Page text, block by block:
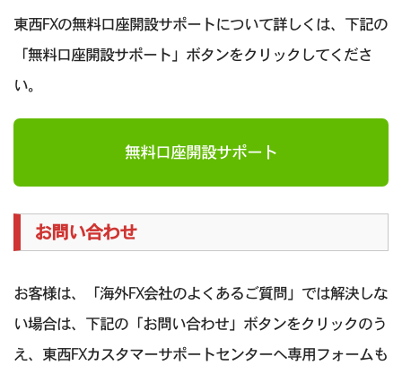
東西FXの無料口座開設サポートについて詳しくは、下記の
「無料口座開設サポート」ボタンをクリックしてくださ
い。
無料口座開設サポート
お問い合わせ
お客様は、「海外FX会社のよくあるご質問」では解決しな
い場合は、下記の「お問い合わせ」ボタンをクリックのう
え、東西FXカスタマーサポートセンターへ専用フォームも